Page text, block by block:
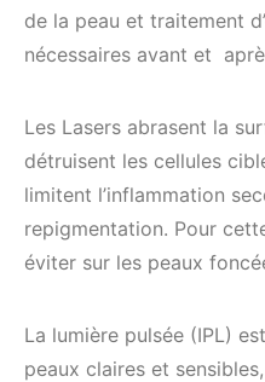
de la peau et traitement
nécessaires avant et
Les Lasers abrasent la
détruisent les cellules
limitent l’inflammation
repigmentation. Pour
éviter sur les peaux
La lumière pulsée (IPL)
peaux claires et